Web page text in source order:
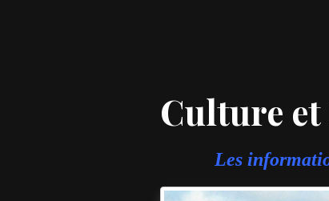
Culture
Les